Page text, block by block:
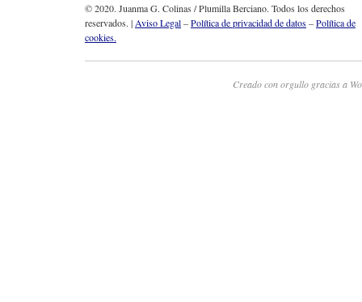
© 2020. Juanma G. Colinas / Plumilla Berciano. Todos los derechos
reservados. | Aviso Legal–Política de privacidad de datos–Política de
cookies.
Creado con orgullo gracias a